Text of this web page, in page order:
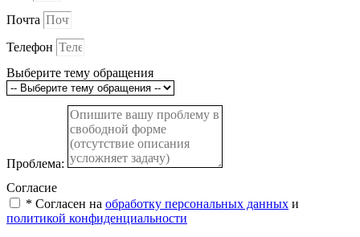
Почта
Телефон
Выберите тему обращения
Проблема:
Согласие
* Cогласен на обработку персональных данных и
политикой конфиденциальности